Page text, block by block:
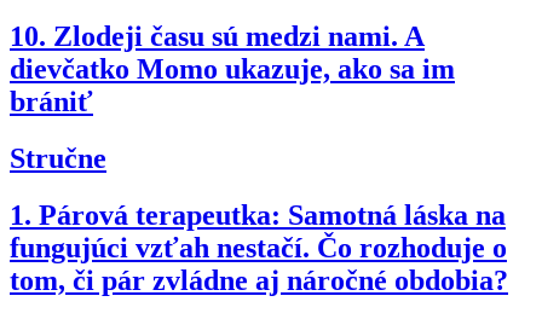
10. Zlodeji času sú medzi nami. A
dievčatko Momo ukazuje, ako sa im
brániť
Stručne
1. Párová terapeutka: Samotná láska na
fungujúci vzťah nestačí. Čo rozhoduje o
tom, či pár zvládne aj náročné obdobia?